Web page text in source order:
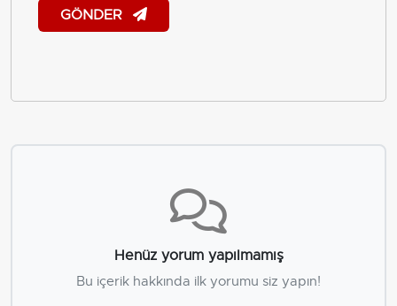
GÖNDER
Henüz yorum yapılmamış
Bu içerik hakkında ilk yorumu siz yapın!